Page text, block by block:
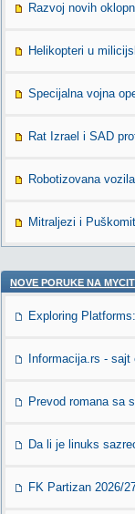
Razvoj novih
Helikopteri u
Specijalna vojna
Rat Izrael i SAD
Robotizovana
Mitraljezi i
NOVE PORUKE NA
Exploring
Informacija.rs -
Prevod romana sa
Da li je linuks
FK Partizan 2026/